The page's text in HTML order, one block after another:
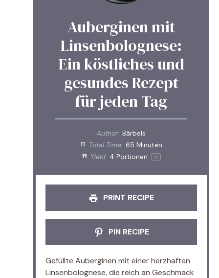
Auberginen mit
Linsenbolognese:
Ein köstliches und
gesundes Rezept
für jeden Tag
Author: Bärbels
Total Time: 65 Minuten
Yield: 4 Portionen 1x
PRINT RECIPE
PIN RECIPE
Gefüllte Auberginen mit einer herzhaften
Linsenbolognese, die reich an Geschmack